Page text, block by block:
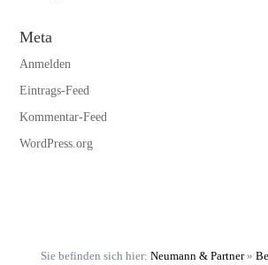
Meta
Anmelden
Eintrags-Feed
Kommentar-Feed
WordPress.org
Sie befinden sich hier: Neumann & Partner»